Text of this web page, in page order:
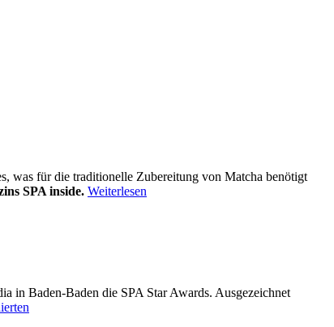
was für die traditionelle Zubereitung von Matcha benötigt
SPA inside. Weiterlesen
in Baden-Baden die SPA Star Awards. Ausgezeichnet